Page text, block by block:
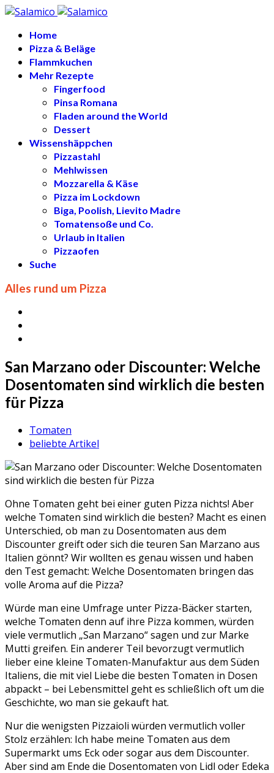
Home
Pizza & Beläge
Flammkuchen
Mehr Rezepte
Fingerfood
Pinsa Romana
Fladen around the World
Dessert
Wissenshäppchen
Pizzastahl
Mehlwissen
Mozzarella & Käse
Pizza im Lockdown
Biga, Poolish, Lievito Madre
Tomatensoße und Co.
Urlaub in Italien
Pizzaofen
Suche
Alles rund um Pizza
San Marzano oder Discounter: Welche
Dosentomaten sind wirklich die besten
für Pizza
Tomaten
beliebte Artikel
Ohne Tomaten geht bei einer guten Pizza nichts! Aber
welche Tomaten sind wirklich die besten? Macht es einen
Unterschied, ob man zu Dosentomaten aus dem
Discounter greift oder sich die teuren San Marzano aus
Italien gönnt? Wir wollten es genau wissen und haben
den Test gemacht: Welche Dosentomaten bringen das
volle Aroma auf die Pizza?
Würde man eine Umfrage unter Pizza-Bäcker starten,
welche Tomaten denn auf ihre Pizza kommen, würden
viele vermutlich „San Marzano“ sagen und zur Marke
Mutti greifen. Ein anderer Teil bevorzugt vermutlich
lieber eine kleine Tomaten-Manufaktur aus dem Süden
Italiens, die mit viel Liebe die besten Tomaten in Dosen
abpackt – bei Lebensmittel geht es schließlich oft um die
Geschichte, wo man sie gekauft hat.
Nur die wenigsten Pizzaioli würden vermutlich voller
Stolz erzählen: Ich habe meine Tomaten aus dem
Supermarkt ums Eck oder sogar aus dem Discounter.
Aber sind am Ende die Dosentomaten von Lidl oder Edeka